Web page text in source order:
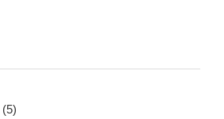
(5)